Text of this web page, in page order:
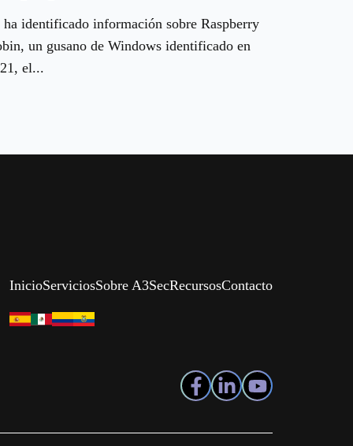
ha identificado información sobre Raspberry
un gusano de Windows identificado en
el...
InicioServiciosSobre A3SecRecursosContacto